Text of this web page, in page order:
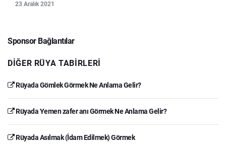
23 Aralık 2021
Sponsor Bağlantılar
DIĞER RÜYA TABIRLERI
Rüyada Gömlek Görmek Ne Anlama Gelir?
Rüyada Yemen zafer anı Görmek Ne Anlama Gelir?
Rüyada Asılmak (İdam Edilmek) Görmek